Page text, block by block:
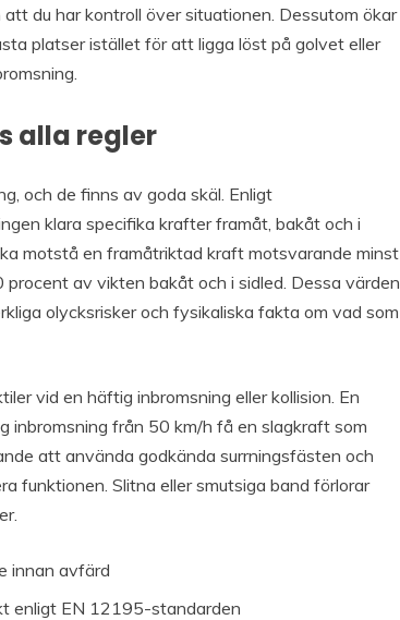
du har kontroll över situationen. Dessutom ökar
platser istället för att ligga löst på golvet eller
alla regler
och de finns av goda skäl. Enligt
klara specifika krafter framåt, bakåt och i
motstå en framåtriktad kraft motsvarande minst
av vikten bakåt och i sidled. Dessa värden
olycksrisker och fysikaliska fakta om vad som
vid en häftig inbromsning eller kollision. En
inbromsning från 50 km/h få en slagkraft som
att använda godkända surrningsfästen och
funktionen. Slitna eller smutsiga band förlorar
innan avfärd
enligt EN 12195-standarden